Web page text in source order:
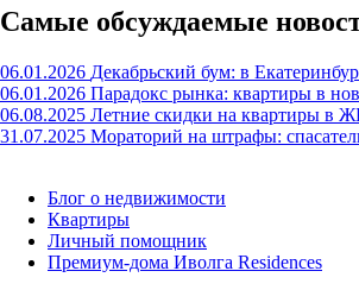
Самые обсуждаемые
06.01.2026 Декабрьский бум: в
06.01.2026 Парадокс рынка: квартиры в
06.08.2025 Летние скидки на квартиры в
31.07.2025 Мораторий на штрафы:
Блог о недвижимости
Квартиры
Личный помощник
Премиум-дома Иволга Residences